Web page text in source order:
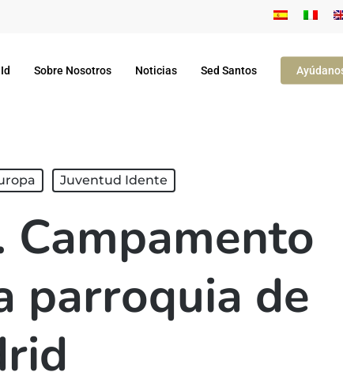
Sobre Nosotros Noticias Sed Santos
Juventud Idente
Campamento
parroquia de